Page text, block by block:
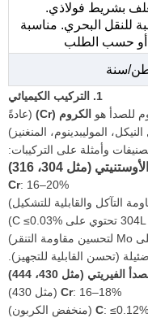
بشريط فولاذي.
للنقل البحري. مناسبة
أو حسب الطلب
1. التركيب الكيميائي
للصدأ هو الكروم (Cr)
(عادةً
الموليبدينوم، المنغنيز)
وأمثلة على التركيبات:
Cr: 16–20%
(تحسن القابلية للتجهيز).
Cr: 16–18% (مثل 430)
C: ≤0.12% (منخفض الكربون)